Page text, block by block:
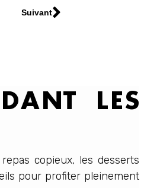
Suivant
LES
copieux, les desserts
pour profiter pleinement